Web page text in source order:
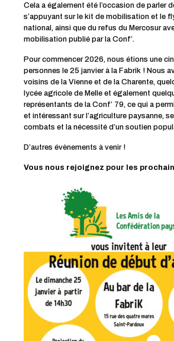
Cela a également été l’occasion de parler
s’appuyant sur le kit de mobilisation et le
national, ainsi que du refus du Mercosur
mobilisation publié par la Conf’.
Pour commencer 2026, nous étions une
personnes le 25 janvier à la Fabrik ! Nous
voisins de la Vienne et de la Charente,
lycée agricole de Melle et également
représentants de la Conf’ 79, ce qui a
et intéressant sur l’agriculture paysanne,
combats et la nécessité d’un soutien
D’autres évènements à venir !
Vous nous rejoignez pour les